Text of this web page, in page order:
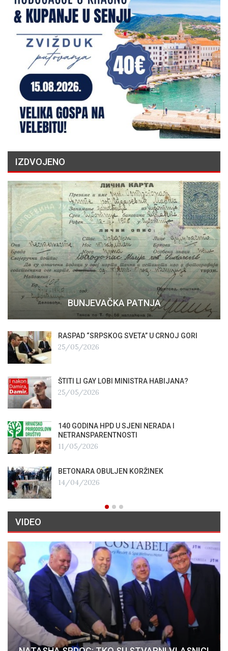
IZDVOJENO
BUNJEVAČKA PATNJA
RASPAD “SRPSKOG SVETA” U CRNOJ GORI
25/05/2026
ŠTITI LI GAY LOBI MINISTRA HABIJANA?
25/05/2026
140 GODINA HPD U SJENI NERADA I
NETRANSPARENTNOSTI
11/05/2026
BETONARA OBULJEN KORŽINEK
14/04/2026
VIDEO